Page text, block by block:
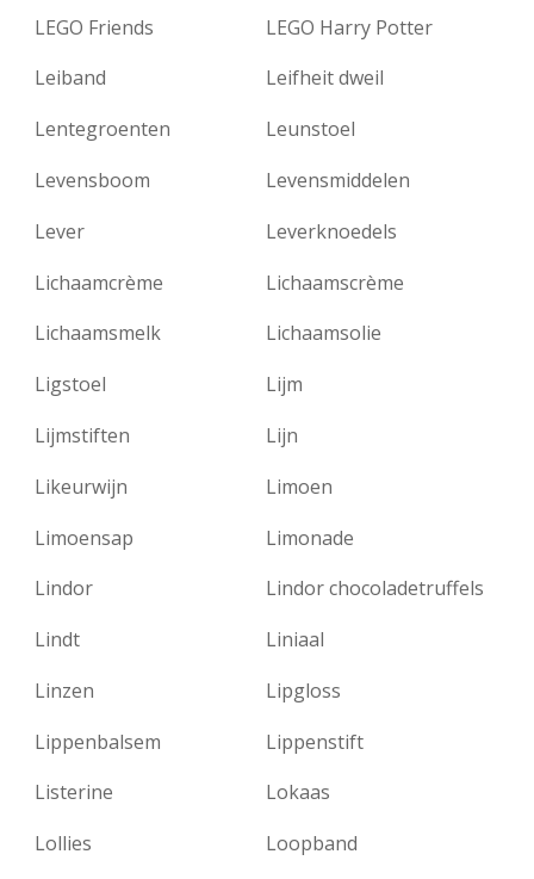
LEGO Friends
LEGO Harry Potter
Leiband
Leifheit dweil
Lentegroenten
Leunstoel
Levensboom
Levensmiddelen
Lever
Leverknoedels
Lichaamcrème
Lichaamscrème
Lichaamsmelk
Lichaamsolie
Ligstoel
Lijm
Lijmstiften
Lijn
Likeurwijn
Limoen
Limoensap
Limonade
Lindor
Lindor chocoladetruffels
Lindt
Liniaal
Linzen
Lipgloss
Lippenbalsem
Lippenstift
Listerine
Lokaas
Lollies
Loopband